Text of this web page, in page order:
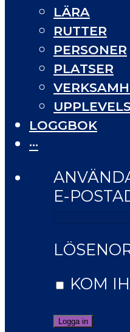
LÄRA
RUTTER
PERSONER
PLATSER
LOGGBOK
···
E-
KOM